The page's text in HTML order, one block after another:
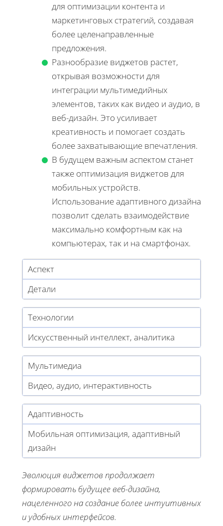
для оптимизации контента и
маркетинговых стратегий, создавая
более целенаправленные
предложения.
Разнообразие виджетов растет,
открывая возможности для
интеграции мультимедийных
элементов, таких как видео и аудио, в
веб-дизайн. Это усиливает
креативность и помогает создать
более захватывающие впечатления.
В будущем важным аспектом станет
также оптимизация виджетов для
мобильных устройств.
Использование адаптивного дизайна
позволит сделать взаимодействие
максимально комфортным как на
компьютерах, так и на смартфонах.
Аспект
Детали
Технологии
Искусственный интеллект, аналитика
Мультимедиа
Видео, аудио, интерактивность
Адаптивность
Мобильная оптимизация, адаптивный
дизайн
Эволюция виджетов продолжает
формировать будущее веб-дизайна,
нацеленного на создание более интуитивных
и удобных интерфейсов.